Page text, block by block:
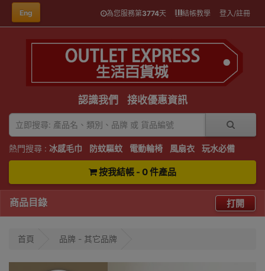
Eng 為您服務第3774天 結帳教學 登入/註冊
認識我們 接收優惠資訊
熱門搜尋 : 冰感毛巾 防蚊驅蚊 電動輪椅 風扇衣 玩水必備
按我結帳 - 0 件產品
商品目錄 打開
首頁 品牌 - 其它品牌